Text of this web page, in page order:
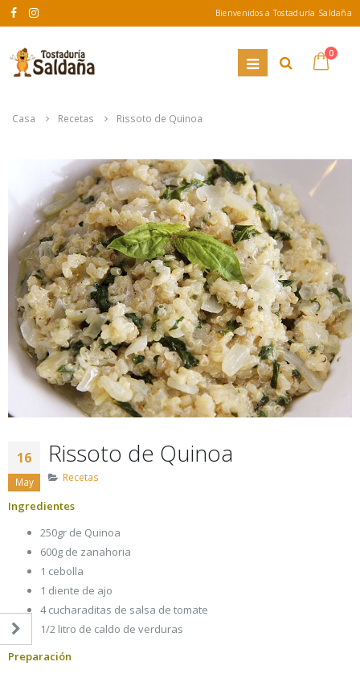
Bienvenidos a Tostaduría Saldaña
0
Casa Recetas Rissoto de Quinoa
16
May
Rissoto de Quinoa
Recetas
Ingredientes
250gr de Quinoa
600g de zanahoria
1 cebolla
1 diente de ajo
4 cucharaditas de salsa de tomate
1/2 litro de caldo de verduras
Preparación